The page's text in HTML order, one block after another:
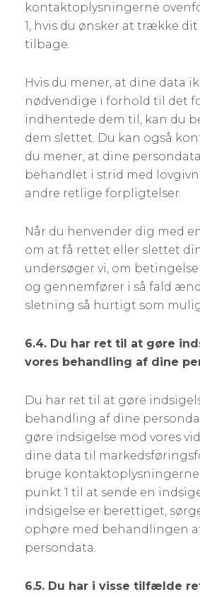
kontaktoplysningerne
1, hvis du ønsker at trække dit
tilbage.
Hvis du mener, at dine data
nødvendige i forhold til det
indhentede dem til, kan du
dem slettet. Du kan også
du mener, at dine
behandlet i strid med
andre retlige forpligtelser.
Når du henvender dig med
om at få rettet eller slettet
undersøger vi, om
og gennemfører i så fald
sletning så hurtigt som
6.4. Du har ret til at gøre
vores behandling af dine
Du har ret til at gøre
behandling af dine
gøre indsigelse mod vores
dine data til
bruge kontaktoplysningerne
punkt 1 til at sende en
indsigelse er berettiget,
ophøre med behandlingen
persondata.
6.5. Du har i visse tilfælde